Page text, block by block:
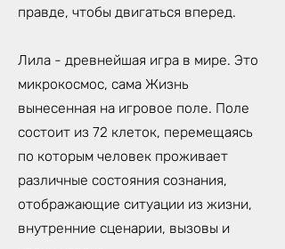
правде, чтобы двигаться вперед.
Лила - древнейшая игра в мире. Это
микрокосмос, сама Жизнь
вынесенная на игровое поле. Поле
состоит из 72 клеток, перемещаясь
по которым человек проживает
различные состояния сознания,
отображающие ситуации из жизни,
внутренние сценарии, вызовы и